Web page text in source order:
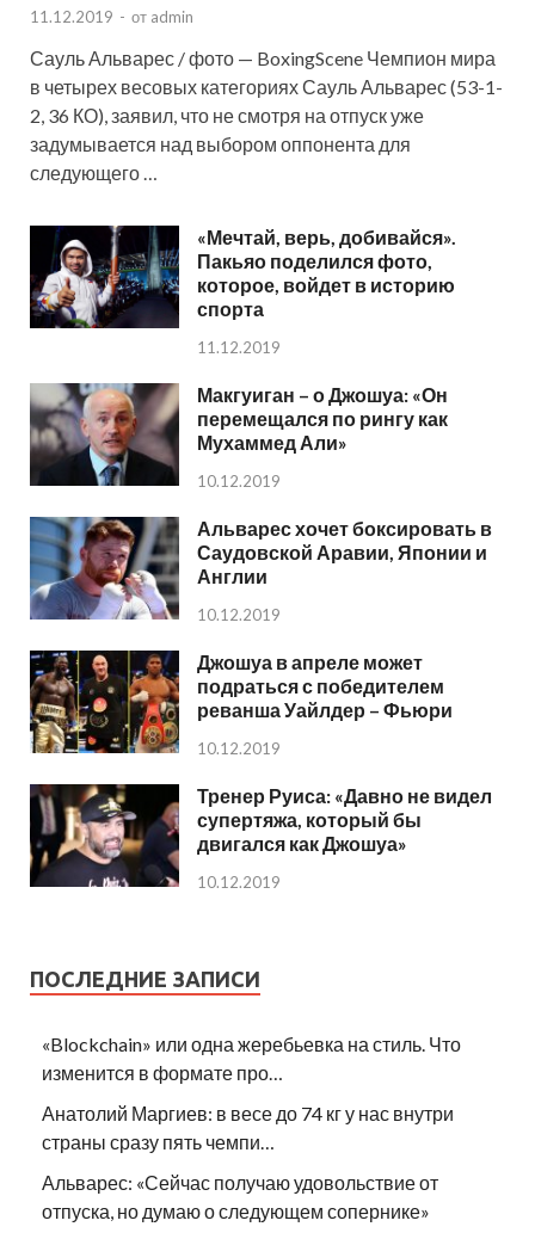
11.12.2019 - от admin
Сауль Альварес / фото — BoxingScene Чемпион мира
в четырех весовых категориях Сауль Альварес (53-1-
2, 36 КО), заявил, что не смотря на отпуск уже
задумывается над выбором оппонента для
следующего …
«Мечтай, верь, добивайся».
Пакьяо поделился фото,
которое, войдет в историю
спорта
11.12.2019
Макгуиган – о Джошуа: «Он
перемещался по рингу как
Мухаммед Али»
10.12.2019
Альварес хочет боксировать в
Саудовской Аравии, Японии и
Англии
10.12.2019
Джошуа в апреле может
подраться с победителем
реванша Уайлдер – Фьюри
10.12.2019
Тренер Руиса: «Давно не видел
супертяжа, который бы
двигался как Джошуа»
10.12.2019
ПОСЛЕДНИЕ ЗАПИСИ
«Blockchain» или одна жеребьевка на стиль. Что
изменится в формате про…
Анатолий Маргиев: в весе до 74 кг у нас внутри
страны сразу пять чемпи…
Альварес: «Сейчас получаю удовольствие от
отпуска, но думаю о следующем сопернике»